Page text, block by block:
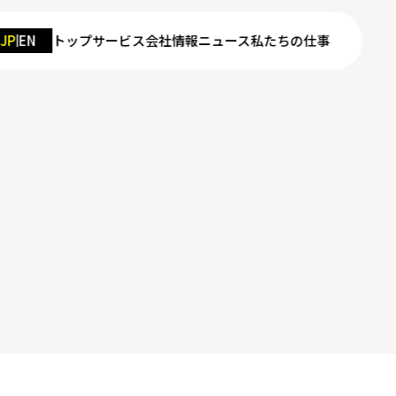
JP EN トップサービス会社情報ニュース私たちの仕事